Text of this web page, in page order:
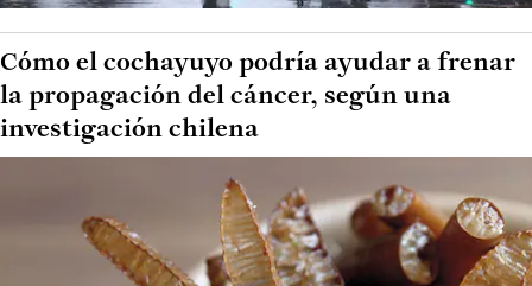
Cómo el cochayuyo podría ayudar a frenar
la propagación del cáncer, según una
investigación chilena